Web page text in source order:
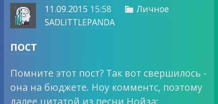
11.09.2015 15:58  Личное
SADLITTLEPANDA
ПОСТ
Помните этот пост? Так вот свершилось -
она на бюджете. Ноу комментс, поэтому
далее цитатой из песни Нойза: